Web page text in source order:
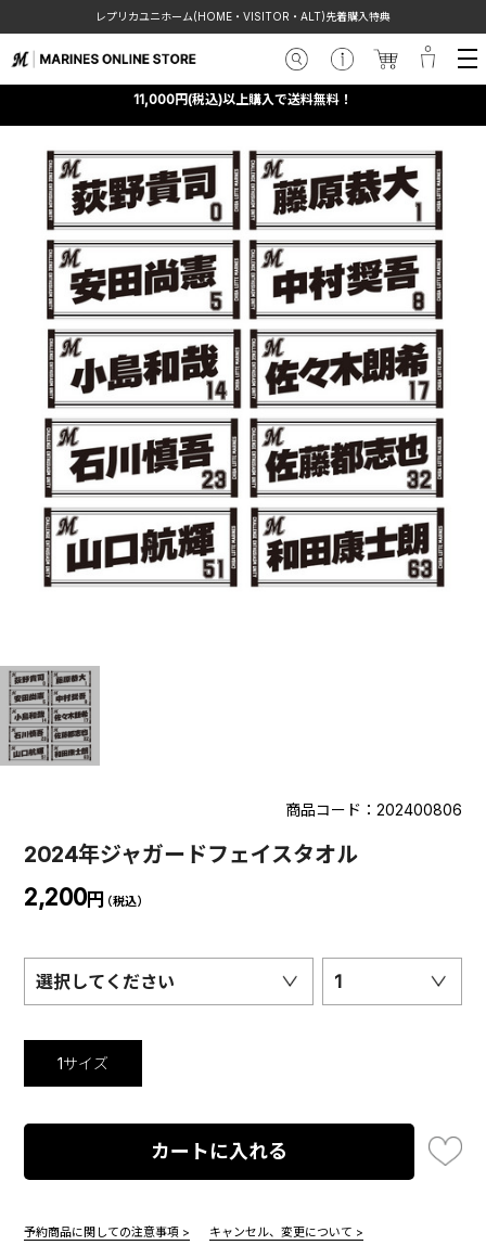
レプリカユニホーム(HOME・VISITOR・ALT)先着購入特典
11,000円(税込)以上購入で送料無料！
商品コード：202400806
2024年ジャガードフェイスタオル
2,200円 （税込）
選択してください 1
1サイズ
カートに入れる
予約商品に関しての注意事項 > キャンセル、変更について >